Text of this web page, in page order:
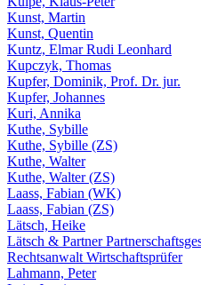
Kunst, Martin
Kunst, Quentin
Kuntz, Elmar Rudi Leonhard
Kupczyk, Thomas
Kupfer, Dominik, Prof. Dr. jur.
Kupfer, Johannes
Kuri, Annika
Kuthe, Sybille
Kuthe, Sybille (ZS)
Kuthe, Walter
Kuthe, Walter (ZS)
Laass, Fabian (WK)
Laass, Fabian (ZS)
Lätsch, Heike
Lätsch & Partner
Rechtsanwalt Wirtschaftsprüfer
Lahmann, Peter